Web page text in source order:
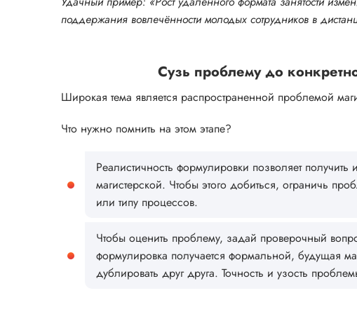
поддержания вовлечённости молодых сотрудников в
Сузь проблему до
Широкая тема является распространенной проблемой
Что нужно помнить на этом этапе?
Реалистичность формулировки позволяет
магистерской. Чтобы этого добиться, ограничь
или типу процессов.
Чтобы оценить проблему, задай проверочный
формулировка получается формальной, будущая
дублировать друг друга. Точность и узость